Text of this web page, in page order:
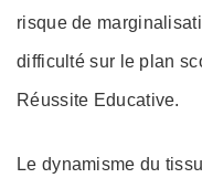
risque de
difficulté sur le plan
Réussite Educative.
Le dynamisme du